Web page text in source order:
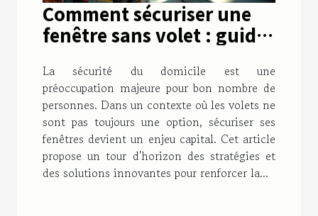
Comment sécuriser une
fenêtre sans volet : guide
efficace de vos fenêtres
La sécurité du domicile est une
préoccupation majeure pour bon nombre de
personnes. Dans un contexte où les volets ne
sont pas toujours une option, sécuriser ses
fenêtres devient un enjeu capital. Cet article
propose un tour d'horizon des stratégies et
des solutions innovantes pour renforcer la...